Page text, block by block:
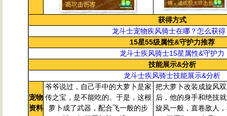
获得方式
龙斗士宠物疾风骑士在哪？怎么获得
15星55级属性&守护力推荐
龙斗士疾风骑士15星属性&守护力
技能展示&分析
龙斗士疾风骑士技能展示&分析
宠物
资料
爷爷说过，自己手中的大萝卜是家
传之宝，是不能吃的。于是，这根
萝卜成了武器，配合飞一般的步
把大萝卜改装成旋风
后，他的身手和绝技
旋风一般，直卷敌人